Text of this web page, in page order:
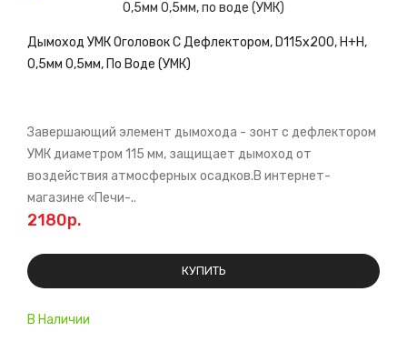
В Наличии
Дымоход УМК Оголовок С Дефлектором, D115х200, Н+Н,
0,5мм 0,5мм, По Воде (УМК)
Завершающий элемент дымохода - зонт с дефлектором
УМК диаметром 115 мм, защищает дымоход от
воздействия атмосферных осадков.В интернет-
магазине «Печи-..
2180р.
КУПИТЬ